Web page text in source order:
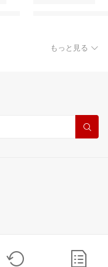
もっと見る